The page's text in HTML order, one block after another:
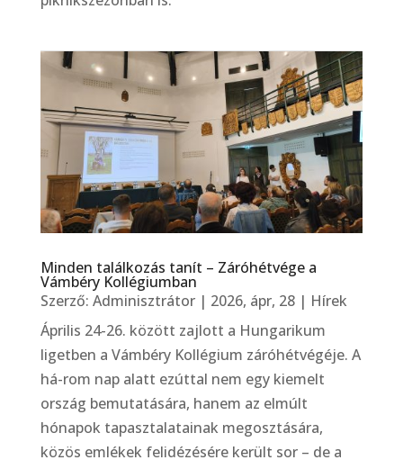
Minden találkozás tanít – Záróhétvége a
Vámbéry Kollégiumban
Szerző: Adminisztrátor| 2026, ápr, 28| Hírek
Április 24-26. között zajlott a Hungarikum
ligetben a Vámbéry Kollégium záróhétvégéje. A
há-rom nap alatt ezúttal nem egy kiemelt
ország bemutatására, hanem az elmúlt
hónapok tapasztalatainak megosztására,
közös emlékek felidézésére került sor – de a